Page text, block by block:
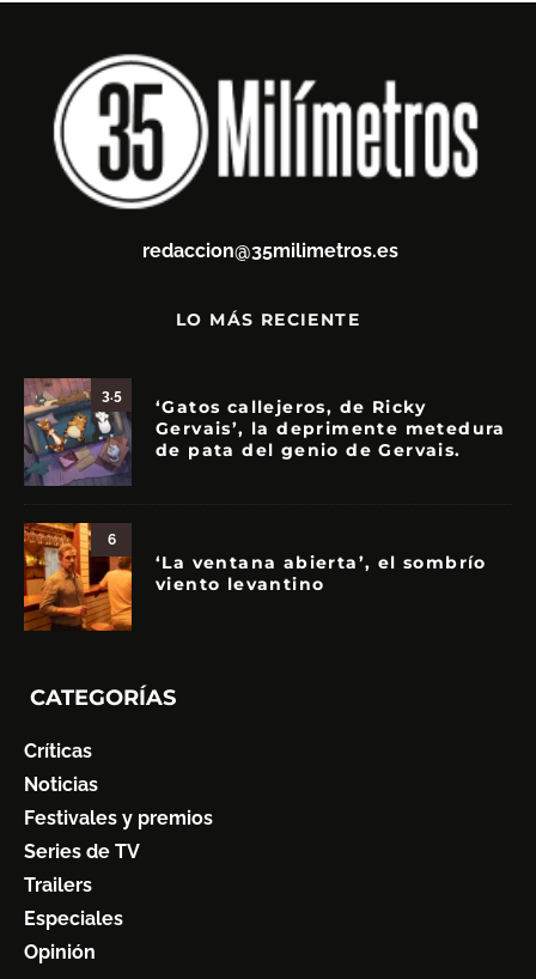
redaccion@35milimetros.es
LO MÁS RECIENTE
3.5
‘Gatos callejeros, de Ricky
Gervais’, la deprimente metedura
de pata del genio de Gervais.
6
‘La ventana abierta’, el sombrío
viento levantino
CATEGORÍAS
Críticas
Noticias
Festivales y premios
Series de TV
Trailers
Especiales
Opinión